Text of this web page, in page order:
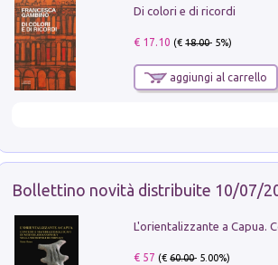
Di colori e di ricordi
€ 17.10 (€18.00- 5%)
aggiungi al carrello
Bollettino novità distribuite 10/07/
€ 57 (€60.00- 5.00%)